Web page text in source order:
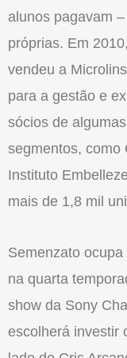
alunos pagavam
próprias. Em
vendeu a
para a gestão e
sócios de
segmentos, como
Instituto
mais de 1,8 mil
Semenzato
na quarta
show da Sony
escolherá investir